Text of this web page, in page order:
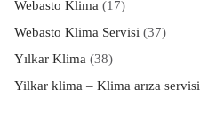
Webasto Klima (17)
Webasto Klima Servisi (37)
Yılkar Klima (38)
Yilkar klima – Klima arıza servisi